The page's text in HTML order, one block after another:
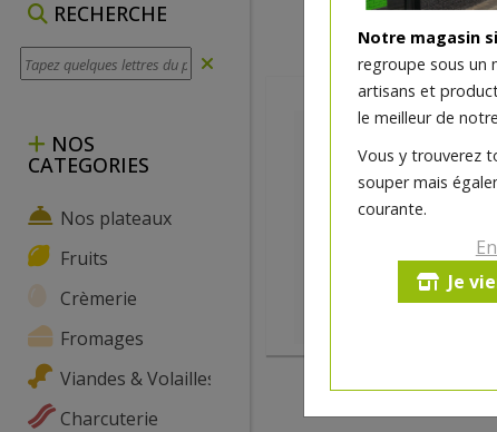
RECHERCHE
NOS
CATEGORIES
Nos plateaux
Fruits
Crèmerie
Fromages
Viandes & Volailles
Charcuterie
Notre magasin
regroupe sous un
artisans et
le meilleur de
Vous y trouverez
souper mais
courante.
Je